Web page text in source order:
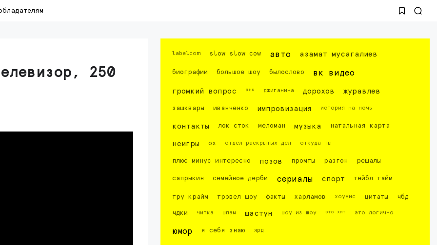
250
labelcom slow slow cow авто азамат мусагалиев
биографии большое шоу былослово вк видео
громкий вопрос днк джиганина дорохов журавлев
зашквары иванченко импровизация история на ночь
контакты лок сток меломан музыка натальная карта
неигры ох отдел раскрытых дел откуда ты
плюс минус интересно позов промты разгон решалы
сапрыкин семейное дерби сериалы спорт тейбл тайм
тру крайм трэвел шоу факты харламов хоумис цитаты чбд
чдки читка шпам шастун шоу из шоу это хит это логично
юмор я себя знаю ярд